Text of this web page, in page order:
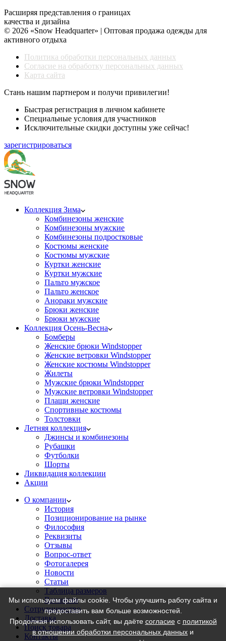
Расширяя представления о границах
качества и дизайна
© 2026 «Snow Headquarter» | Оптовая продажа одежды для
активного отдыха
Политика обработки персональных данных
Согласие на обработку персональных данных
Карта сайта
Стань нашим партнером и получи привилегии!
Быстрая регистрация в личном кабинете
Специальные условия для участников
Исключительные скидки доступны уже сейчас!
зарегистрироваться
Коллекция Зима
Комбинезоны женские
Комбинезоны мужские
Комбинезоны подростковые
Костюмы женские
Костюмы мужские
Куртки женские
Куртки мужские
Пальто мужское
Пальто женское
Анораки мужские
Брюки женские
Брюки мужские
Коллекция Осень-Весна
Бомберы
Женские брюки Windstopper
Женские ветровки Windstopper
Женские костюмы Windstopper
Жилеты
Мужские брюки Windstopper
Мужские ветровки Windstopper
Плащи женские
Спортивные костюмы
Толстовки
Летняя коллекция
Джинсы и комбинезоны
Рубашки
Футболки
Шорты
Ликвидация коллекции
Акции
О компании
История
Позиционирование на рынке
Философия
Реквизиты
Отзывы
Вопрос-ответ
Фотогалерея
Новости
Статьи
Таблица размеров
Вакансии
Сотрудничество
Доставка
Поиск товара
Контакты
Мы используем файлы cookie. Чтобы улучшить работу сайта и
предоставить вам больше возможностей.
Продолжая использовать сайт, вы даёте согласиес политикой
в отношении обработки персональных данных и